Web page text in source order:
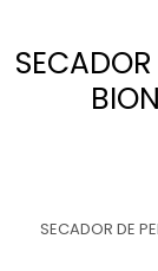
SECADOR DE